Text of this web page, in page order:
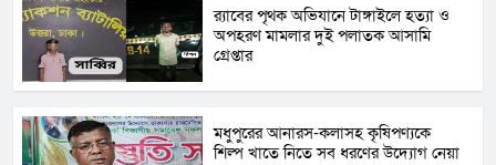
র‌্যাবের পৃথক অভিযানে টাঙ্গাইলে হত্যা ও
অপহরণ মামলার দুই পলাতক আসামি
গ্রেপ্তার
মধুপুরের আনারস-কলাসহ কৃষিপণ্যকে
শিল্প খাতে নিতে সব ধরণের উদ্যোগ নেয়া